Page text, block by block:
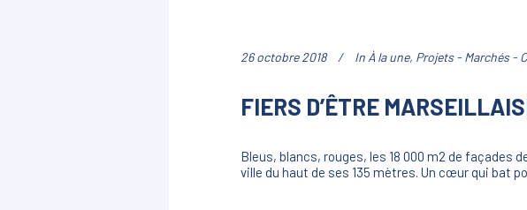
26 octobre 2018 In À la une, Projets - Marchés -
FIERS D’ÊTRE
Bleus, blancs, rouges, les 18 000 m2 de façades
ville du haut de ses 135 mètres. Un cœur qui bat